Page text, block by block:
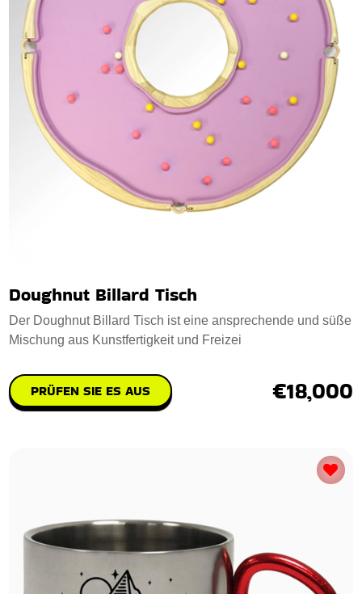
Doughnut Billard Tisch
Der Doughnut Billard Tisch ist eine ansprechende und süße
Mischung aus Kunstfertigkeit und Freizei
PRÜFEN SIE ES AUS €18,000